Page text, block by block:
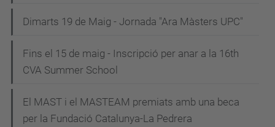
Dimarts 19 de Maig - Jornada "Ara Màsters UPC"
Fins el 15 de maig - Inscripció per anar a la 16th
CVA Summer School
El MAST i el MASTEAM premiats amb una beca
per la Fundació Catalunya-La Pedrera